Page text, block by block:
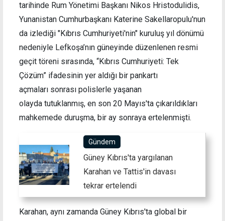
tarihinde Rum Yönetimi Başkanı Nikos Hristodulidis,
Yunanistan Cumhurbaşkanı Katerine Sakellaropulu'nun
da izlediği "Kıbrıs Cumhuriyeti'nin" kuruluş yıl dönümü
nedeniyle Lefkoşa’nın güneyinde düzenlenen resmi
geçit töreni sırasında, “Kıbrıs Cumhuriyeti: Tek
Çözüm” ifadesinin yer aldığı bir pankartı
açmaları sonrası polislerle yaşanan
olayda tutuklanmış, en son 20 Mayıs'ta çıkarıldıkları
mahkemede duruşma, bir ay sonraya ertelenmişti.
Gündem
Güney Kıbrıs'ta yargılanan
Karahan ve Tattis'in davası
tekrar ertelendi
Karahan, aynı zamanda Güney Kıbrıs'ta global bir